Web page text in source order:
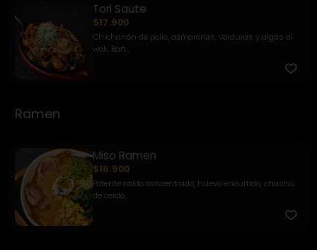
Tori Saute
$17.900
Chicharrón de pollo, camarones, verduras y algas al
wok. Bañ...
Ramen
Miso Ramen
$16.900
Potente caldo concentrado, huevo encurtido, chashu
de cerdo,...